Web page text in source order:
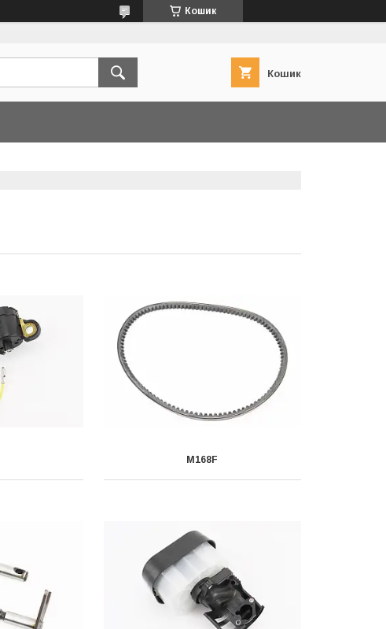
Кошик
Кошик
M168F